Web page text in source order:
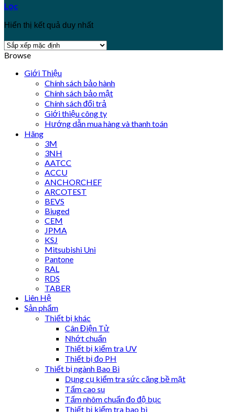
Lọc
Hiển thị kết quả duy nhất
Browse
Giới Thiệu
Chính sách bảo hành
Chính sách bảo mật
Chính sách đổi trả
Giới thiệu công ty
Hướng dẫn mua hàng và thanh toán
Hãng
3M
3NH
AATCC
ACCU
ANCHORCHEF
ARCOTEST
BEVS
Biuged
CEM
JPMA
KSJ
Mitsubishi Uni
Pantone
RAL
RDS
TABER
Liên Hệ
Sản phẩm
Thiết bị khác
Cân Điện Tử
Nhớt chuẩn
Thiết bị kiểm tra UV
Thiết bị đo PH
Thiết bị ngành Bao Bì
Dụng cụ kiểm tra sức căng bề mặt
Tấm cao su
Tấm nhôm chuẩn đo độ bục
Thiết bị kiểm tra bao bì